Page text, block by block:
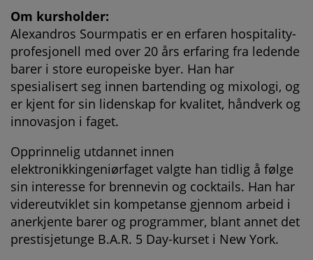
Om kursholder:
Alexandros Sourmpatis er en erfaren hospitality-
profesjonell med over 20 års erfaring fra ledende
barer i store europeiske byer. Han har
spesialisert seg innen bartending og mixologi, og
er kjent for sin lidenskap for kvalitet, håndverk og
innovasjon i faget.
Opprinnelig utdannet innen
elektronikkingeniørfaget valgte han tidlig å følge
sin interesse for brennevin og cocktails. Han har
videreutviklet sin kompetanse gjennom arbeid i
anerkjente barer og programmer, blant annet det
prestisjetunge B.A.R. 5 Day-kurset i New York.